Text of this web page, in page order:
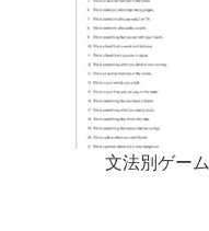
文法別ゲーム